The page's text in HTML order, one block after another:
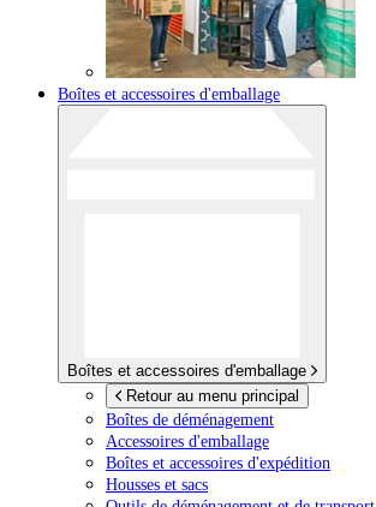
Boîtes et accessoires d'emballage
Boîtes et accessoires d'emballage
Retour au menu principal
Boîtes de déménagement
Accessoires d'emballage
Boîtes et accessoires d'expédition
Housses et sacs